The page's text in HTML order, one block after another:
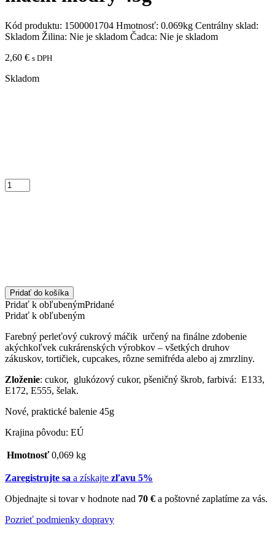
Kód produktu: 1500001704 Hmotnosť: 0.069kg Centrálny sklad:
Skladom Žilina: Nie je skladom Čadca: Nie je skladom
2,60 € s DPH
Skladom
Pridať do košíka
Pridať k obľubenýmPridané
Pridať k obľubeným
Farebný perleťový cukrový máčik určený na finálne zdobenie
akýchkoľvek cukrárenských výrobkov – všetkých druhov
zákuskov, tortičiek, cupcakes, rôzne semifréda alebo aj zmrzliny.
Zloženie: cukor, glukózový cukor, pšeničný škrob, farbivá: E133,
E172, E555, šelak.
Nové, praktické balenie 45g
Krajina pôvodu: EÚ
Hmotnosť 0,069 kg
Zaregistrujte sa a získajte zľavu 5%
Objednajte si tovar v hodnote nad 70 € a poštovné zaplatíme za vás.
Pozrieť podmienky dopravy